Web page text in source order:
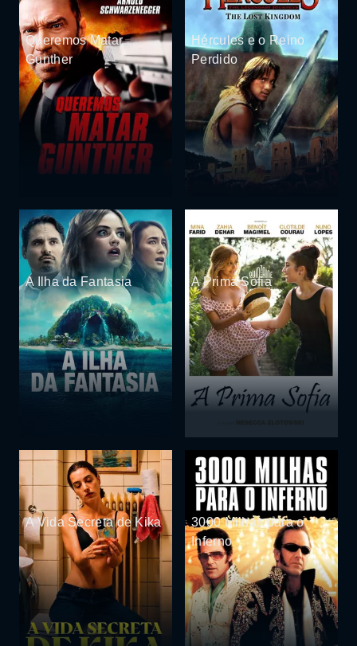
Queremos Matar
Gunther
Hércules e o Reino
Perdido
A Ilha da Fantasia A Prima Sofia
A Vida Secreta de Kika
3000 Milhas para o
Inferno